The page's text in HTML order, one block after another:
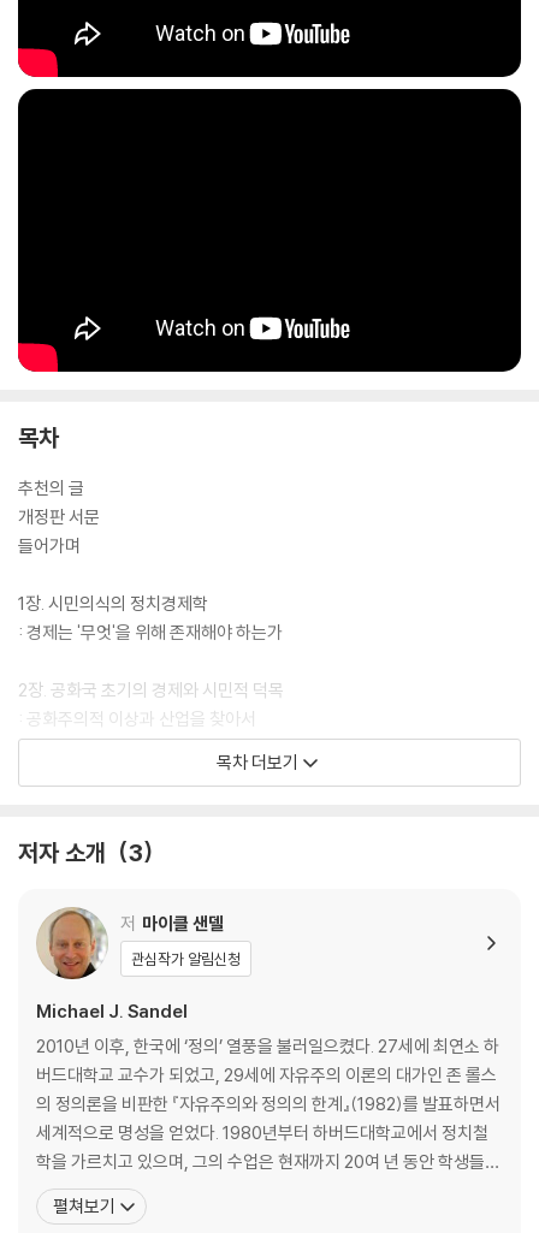
목차
추천의 글
개정판 서문
들어가며
1장. 시민의식의 정치경제학
: 경제는 '무엇'을 위해 존재해야 하는가
2장. 공화국 초기의 경제와 시민적 덕목
: 공화주의적 이상과 산업을 찾아서
4장. 공동체와 자치, 그리고 점진적 개혁
5장. 자유주의와 케인스혁명
: 경제학의 승리가 의미하는 진실들
6장. 절차적 공화주의의 승리와 고난
: 민주주의의 불만이 불신으로 이어지다
7장. 무엇이 잘못되었을까?
: 1990년대 이후의 자본주의와 민주주의
목차 더보기
저자 소개 3
저 마이클 샌델
관심작가 알림신청
Michael J. Sandel
2010년 이후, 한국에 ‘정의’ 열풍을 불러일으켰다. 27세에 최연소 하
버드대학교 교수가 되었고, 29세에 자유주의 이론의 대가인 존 롤스
의 정의론을 비판한 『자유주의와 정의의 한계』(1982)를 발표하면서
세계적으로 명성을 얻었다. 1980년부터 하버드대학교에서 정치철
학을 가르치고 있으며, 그의 수업은 현재까지 20여 년 동안 학생들
사이에서 최고의 명강의로 손꼽힌다. 존 롤스 이후 정의 분야의 세계
적 학자로 인정받는 그는 명실공히 이 시대의 최고 석학이자 철학계
펼쳐보기